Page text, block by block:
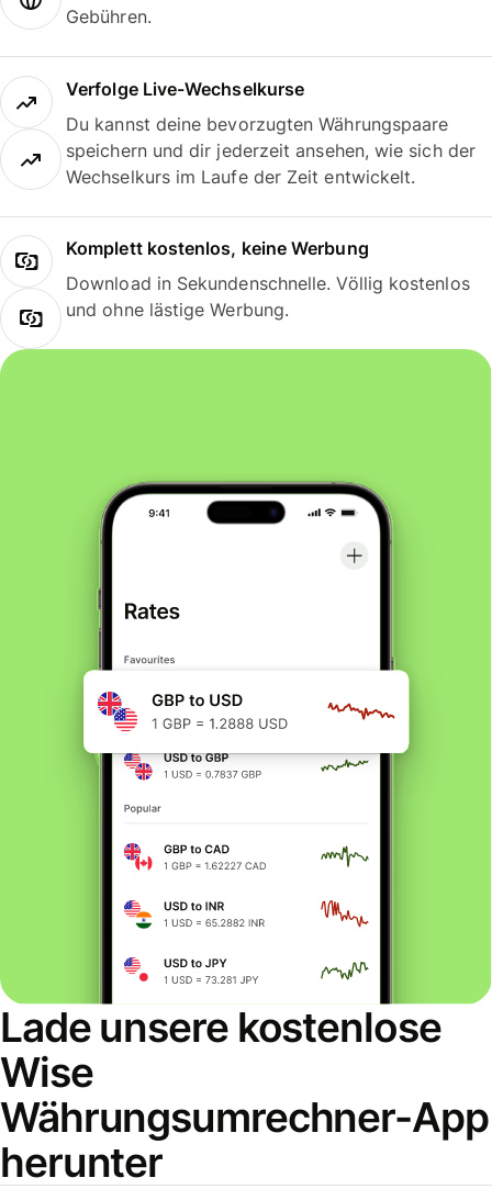
Gebühren.
Verfolge Live-Wechselkurse
Du kannst deine bevorzugten Währungspaare
speichern und dir jederzeit ansehen, wie sich der
Wechselkurs im Laufe der Zeit entwickelt.
Komplett kostenlos, keine Werbung
Download in Sekundenschnelle. Völlig kostenlos
und ohne lästige Werbung.
Lade unsere kostenlose
Wise
Währungsumrechner-App
herunter